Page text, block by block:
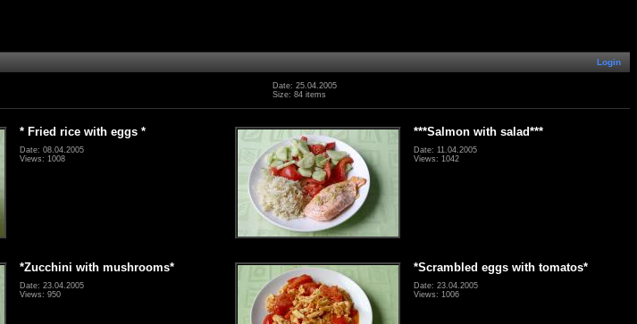
Login
Date: 25.04.2005
Size: 84 items
* Fried rice with eggs *
Date: 08.04.2005
Views: 1008
***Salmon with salad***
Date: 11.04.2005
Views: 1042
*Zucchini with mushrooms*
Date: 23.04.2005
Views: 950
*Scrambled eggs with tomatos*
Date: 23.04.2005
Views: 1006